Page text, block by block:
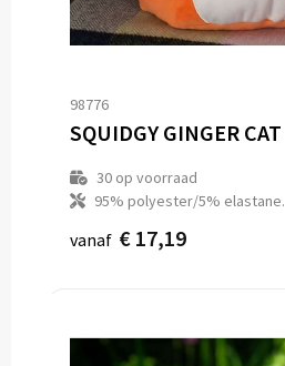
98776
SQUIDGY GINGER CAT
30op voorraad
95% polyester/5% elastane.
vanaf € 17,19